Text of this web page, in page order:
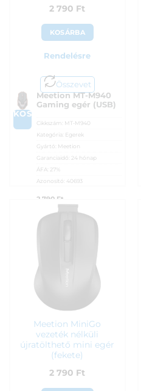
2 790 Ft
KOSÁRBA
Rendelésre
Összevet
KOSÁRBA
Meetion MT-M940
Gaming egér (USB)
Cikkszám: MT-M940
Kategória: Egerek
Gyártó: Meetion
Garanciaidő:
24 hónap
ÁFA:
27%
Azonosító: 40693
2 790 Ft
Meetion MiniGo
vezeték nélküli
újratölthető mini egér
(fekete)
2 790 Ft